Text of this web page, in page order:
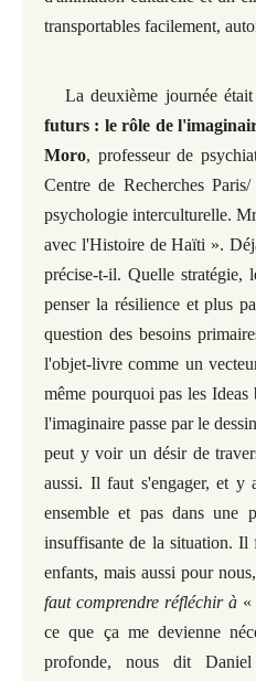
transportables facilement,
La deuxième journée
futurs : le rôle de
Moro, professeur de
Centre de Recherches Paris/
psychologie interculturelle.
avec l'Histoire de Haïti ».
précise-t-il. Quelle stratégie,
penser la résilience et plus
question des besoins
l'objet-livre comme un
même pourquoi pas les
l'imaginaire passe par le
peut y voir un désir de
aussi. Il faut s'engager, et y
ensemble et pas dans une
insuffisante de la situation. Il
enfants, mais aussi pour
faut comprendre réfléchir à «
ce que ça me devienne
profonde, nous dit